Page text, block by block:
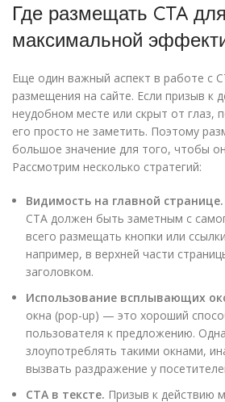
Где размещать CTA для
максимальной
Еще один важный аспект в работе с
размещения на сайте. Если призыв к
неудобном месте или скрыт от глаз,
его просто не заметить. Поэтому
большое значение для того, чтобы
Рассмотрим несколько стратегий:
Видимость на главной странице.
CTA должен быть заметным с
всего размещать кнопки или
например, в верхней части
заголовком.
Использование всплывающих
окна (pop-up) — это хороший
пользователя к предложению.
злоупотреблять такими окнами,
вызвать раздражение у
CTA в тексте. Призыв к действию